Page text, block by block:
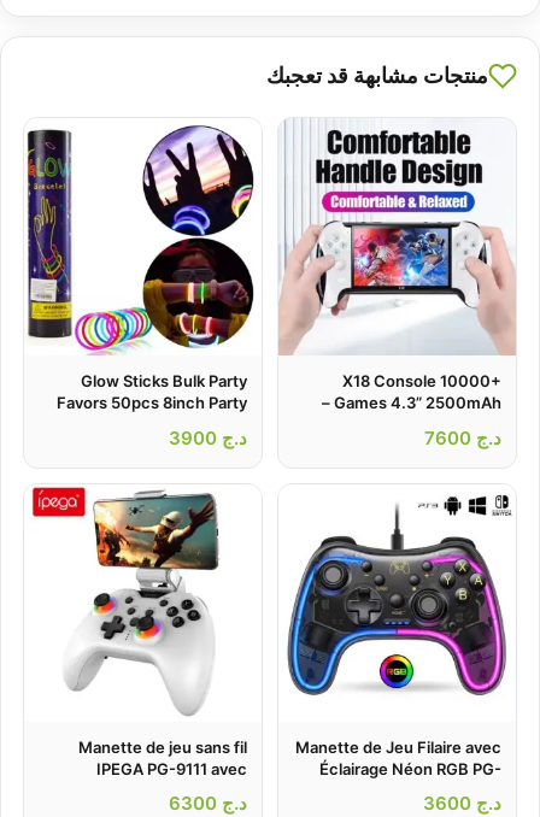
منتجات مشابهة قد تعجبك
X18 Console 10000+
Games 4.3” 2500mAh –
من 10000 لعبة كلاسيكية
د.ج
Glow Sticks Bulk Party
Favors 50pcs 8inch Party
د.ج
Manette de Jeu Filaire avec
Éclairage Néon RGB PG-
د.ج
Manette de jeu sans fil
IPEGA PG-9111 avec
د.ج